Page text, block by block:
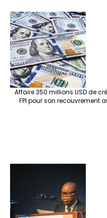
Affaire 350 millions USD de
FPI pour son recouvrement